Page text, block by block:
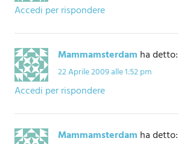
Accedi per rispondere
Mammamsterdam ha detto:
22 Aprile 2009 alle 1:52 pm
Accedi per rispondere
Mammamsterdam ha detto: